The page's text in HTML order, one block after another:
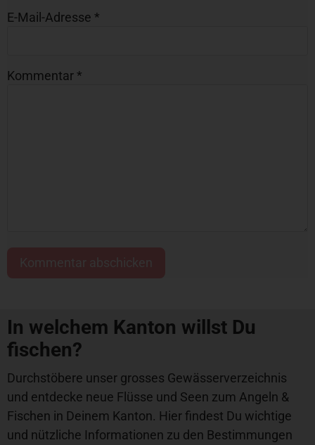
E-Mail-Adresse *
Kommentar *
In welchem Kanton willst Du
fischen?
Durchstöbere unser grosses Gewässerverzeichnis
und entdecke neue Flüsse und Seen zum Angeln &
Fischen in Deinem Kanton. Hier findest Du wichtige
und nützliche Informationen zu den Bestimmungen